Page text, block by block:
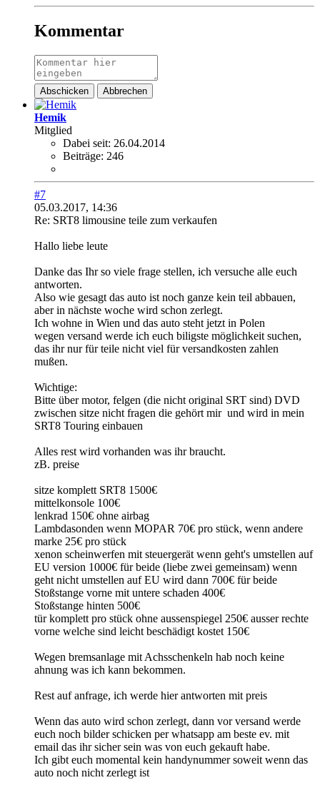
Kommentar
Abschicken Abbrechen
Hemik
Mitglied
Dabei seit: 26.04.2014
Beiträge: 246
#7
05.03.2017, 14:36
Re: SRT8 limousine teile zum verkaufen
Hallo liebe leute
Danke das Ihr so viele frage stellen, ich versuche alle euch
antworten.
Also wie gesagt das auto ist noch ganze kein teil abbauen,
aber in nächste woche wird schon zerlegt.
Ich wohne in Wien und das auto steht jetzt in Polen
wegen versand werde ich euch biligste möglichkeit suchen,
das ihr nur für teile nicht viel für versandkosten zahlen
mußen.
Wichtige:
Bitte über motor, felgen (die nicht original SRT sind) DVD
zwischen sitze nicht fragen die gehört mir und wird in mein
SRT8 Touring einbauen
Alles rest wird vorhanden was ihr braucht.
zB. preise
sitze komplett SRT8 1500€
mittelkonsole 100€
lenkrad 150€ ohne airbag
Lambdasonden wenn MOPAR 70€ pro stück, wenn andere
marke 25€ pro stück
xenon scheinwerfen mit steuergerät wenn geht's umstellen auf
EU version 1000€ für beide (liebe zwei gemeinsam) wenn
geht nicht umstellen auf EU wird dann 700€ für beide
Stoßstange vorne mit untere schaden 400€
Stoßstange hinten 500€
tür komplett pro stück ohne aussenspiegel 250€ ausser rechte
vorne welche sind leicht beschädigt kostet 150€
Wegen bremsanlage mit Achsschenkeln hab noch keine
ahnung was ich kann bekommen.
Rest auf anfrage, ich werde hier antworten mit preis
Wenn das auto wird schon zerlegt, dann vor versand werde
euch noch bilder schicken per whatsapp am beste ev. mit
email das ihr sicher sein was von euch gekauft habe.
Ich gibt euch momental kein handynummer soweit wenn das
auto noch nicht zerlegt ist